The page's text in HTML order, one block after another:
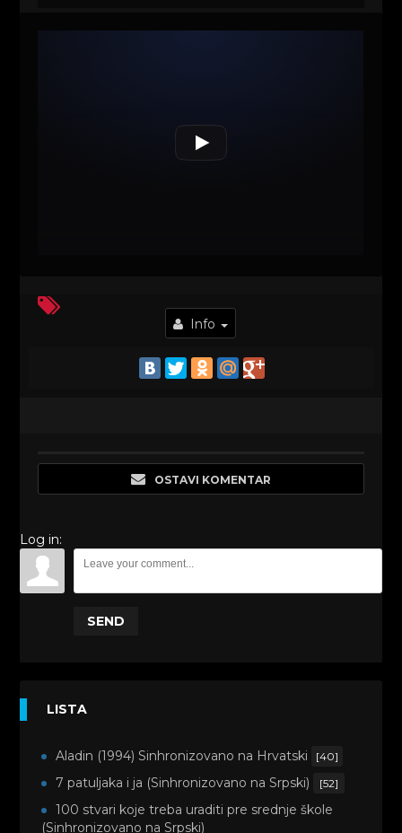
Info
OSTAVI KOMENTAR
Log in:
SEND
LISTA
Aladin (1994) Sinhronizovano na Hrvatski [40]
7 patuljaka i ja (Sinhronizovano na Srpski) [52]
100 stvari koje treba uraditi pre srednje škole
(Sinhronizovano na Srpski)